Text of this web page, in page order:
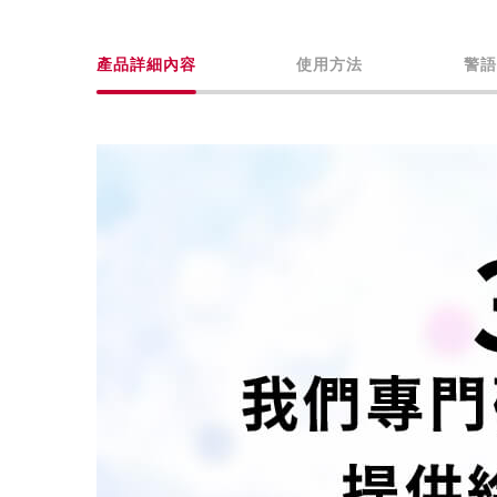
產品詳細內容 使用方法 警